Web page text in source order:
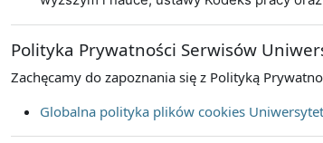
Polityka Prywatności Serwisów
Zachęcamy do zapoznania się z Polityką
Globalna polityka plików cookies